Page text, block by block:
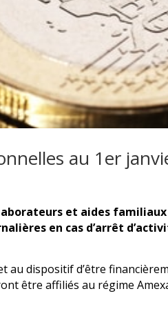
au 1er
et aides
en cas d’arrêt
dispositif d’être
être affiliés au régime